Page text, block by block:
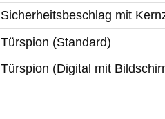
Sicherheitsbeschlag mit
Türspion (Standard)
Türspion (Digital mit